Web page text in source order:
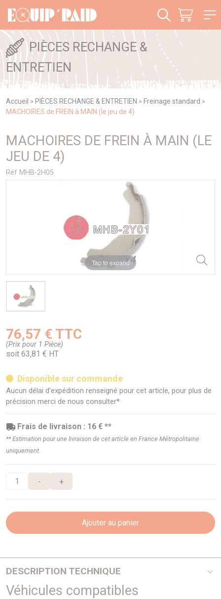
PIÈCES RECHANGE &
ENTRETIEN
Accueil > PIÈCES RECHANGE & ENTRETIEN > Freinage standard >
MACHOIRES de FREIN à MAIN (le jeu de 4)
MACHOIRES DE FREIN À MAIN (LE
JEU DE 4)
Réf MHB-2H05
Tap to expand
76,57 € TTC
(Prix pour 1 Pièce)
soit 63,81 € HT
Disponible sur commande
Aucun délai d'expédition renseigné pour cet article, pour plus de
précision merci de nous consulter*
Frais de livraison : 16 € **
** Estimation pour une livraison de cet article en France Métropolitaine
uniquement.
- +
Ajouter au panier
DESCRIPTION TECHNIQUE
PHOTO NON CONTRACTUELLE
Véhicules compatibles
Panneau de gestion des cookies